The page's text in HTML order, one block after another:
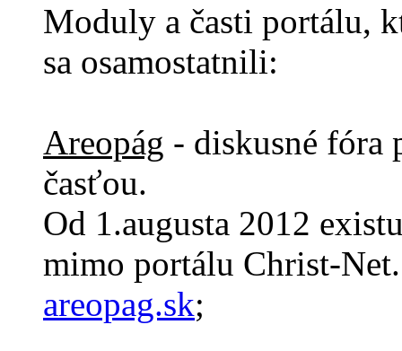
Moduly a časti portálu,
sa osamostatnili:
Areopág - diskusné fóra
časťou.
Od 1.augusta 2012
mimo portálu Christ-
areopag.sk;